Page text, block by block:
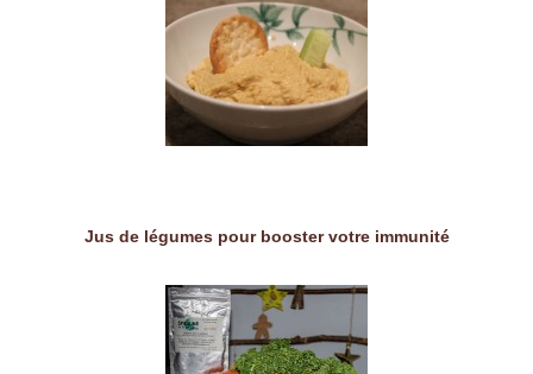
Jus de légumes pour booster votre immunité